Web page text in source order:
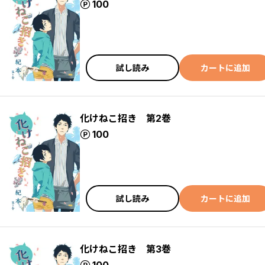
100
ポイント
試し読み カートに追加
化けねこ招き 第2巻
100
ポイント
試し読み カートに追加
化けねこ招き 第3巻